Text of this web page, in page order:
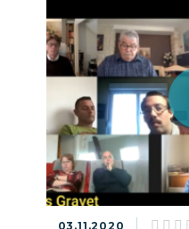
03.11.2020